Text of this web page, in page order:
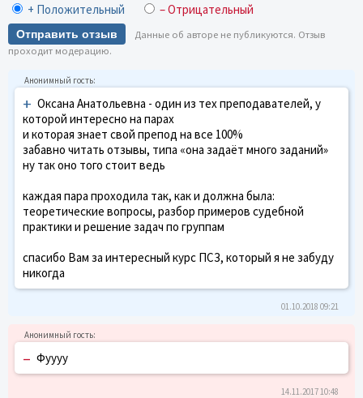
+ Положительный – Отрицательный
Отправить отзыв
Данные об авторе не публикуются. Отзыв
проходит модерацию.
+ Оксана Анатольевна - один из тех преподавателей, у
которой интересно на парах
и которая знает свой препод на все 100%
забавно читать отзывы, типа «она задаёт много заданий»
ну так оно того стоит ведь
каждая пара проходила так, как и должна была:
теоретические вопросы, разбор примеров судебной
практики и решение задач по группам
спасибо Вам за интересный курс ПСЗ, который я не забуду
никогда
01.10.2018 09:21
– Фуууу
14.11.2017 10:48